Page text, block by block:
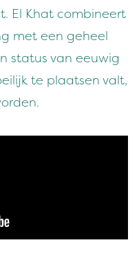
El Khat combineert
met een geheel
status van eeuwig
te plaatsen valt,